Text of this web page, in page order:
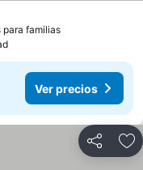
para familias
Ver precios
Compartir